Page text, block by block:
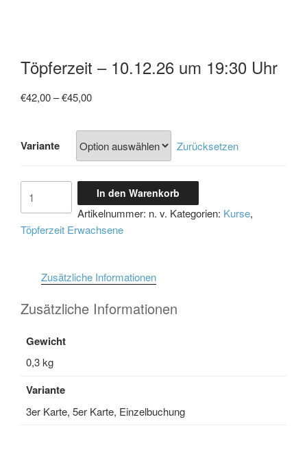
Töpferzeit – 10.12.26 um 19:30 Uhr
€42,00–€45,00Preisspanne:
bis
€45,00
Variante Zurücksetzen
um
Menge
In den Warenkorb
Artikelnummer: n. v. Kategorien: Kurse,
Töpferzeit Erwachsene
Zusätzliche Informationen
Zusätzliche Informationen
Gewicht
0,3 kg
Variante
3er Karte, 5er Karte, Einzelbuchung